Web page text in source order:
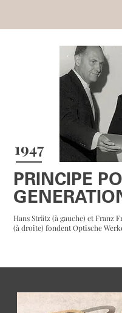
1947
PRINCIPE
Hans Strätz (à gauche) et Franz
(à droite) fondent Optische